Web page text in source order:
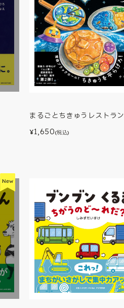
まるごとちきゅうレストラン
¥1,650(税込)